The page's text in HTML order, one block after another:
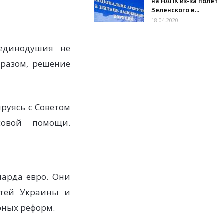
не
решение
с Советом
помощи.
евро. Они
Украины и
реформ.
Зеленского в...
18.04.2020